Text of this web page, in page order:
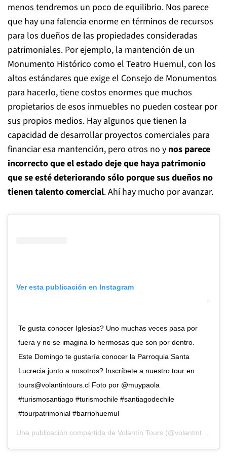
menos tendremos un poco de equilibrio. Nos parece
que hay una falencia enorme en términos de recursos
para los dueños de las propiedades consideradas
patrimoniales. Por ejemplo, la mantención de un
Monumento Histórico como el Teatro Huemul, con los
altos estándares que exige el Consejo de Monumentos
para hacerlo, tiene costos enormes que muchos
propietarios de esos inmuebles no pueden costear por
sus propios medios. Hay algunos que tienen la
capacidad de desarrollar proyectos comerciales para
financiar esa mantención, pero otros no y nos parece
incorrecto que el estado deje que haya patrimonio
que se esté deteriorando sólo porque sus dueños no
tienen talento comercial. Ahí hay mucho por avanzar.
Ver esta publicación en Instagram
Te gusta conocer Iglesias? Uno muchas veces pasa por
fuera y no se imagina lo hermosas que son por dentro.
Este Domingo te gustaría conocer la Parroquia Santa
Lucrecia junto a nosotros? Inscríbete a nuestro tour en
tours@volantintours.cl Foto por @muypaola
#turismosantiago #turismochile #santiagodechile
#tourpatrimonial #barriohuemul
Una publicación compartida de Volantín Tours (@volantintours) el